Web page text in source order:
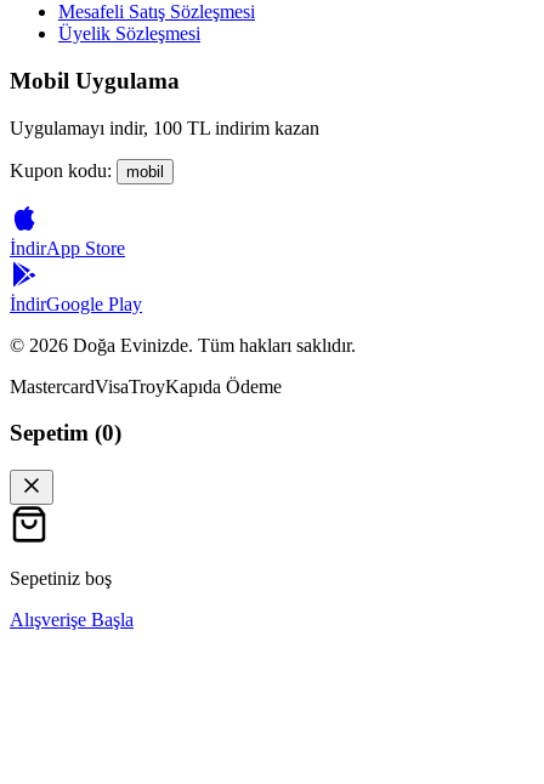
Mesafeli Satış Sözleşmesi
Üyelik Sözleşmesi
Mobil Uygulama
Uygulamayı indir, 100 TL indirim kazan
Kupon kodu: mobil
İndirApp Store
İndirGoogle Play
© 2026 Doğa Evinizde. Tüm hakları saklıdır.
MastercardVisaTroyKapıda Ödeme
Sepetim (0)
Sepetiniz boş
Alışverişe Başla